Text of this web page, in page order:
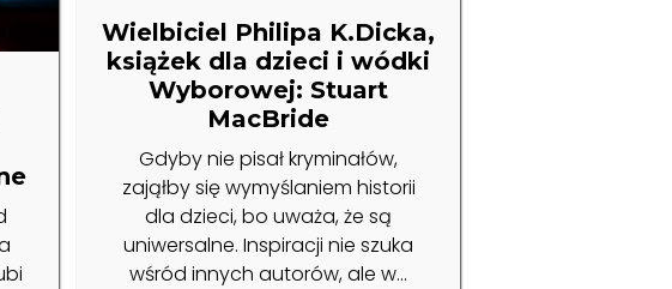
Wielbiciel Philipa K.Dicka,
książek dla dzieci i wódki
Wyborowej: Stuart
MacBride
Gdyby nie pisał kryminałów,
zająłby się wymyślaniem historii
dla dzieci, bo uważa, że są
uniwersalne. Inspiracji nie szuka
wśród innych autorów, ale w...